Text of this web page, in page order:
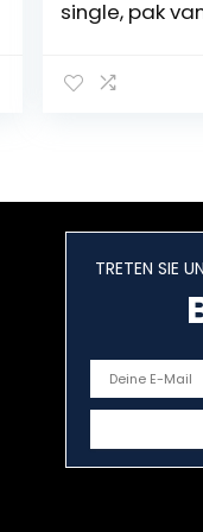
single, pak
TRETEN SIE